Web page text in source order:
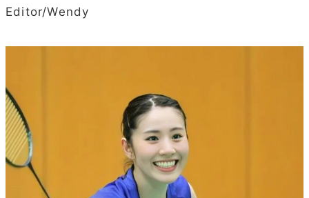
Editor/Wendy